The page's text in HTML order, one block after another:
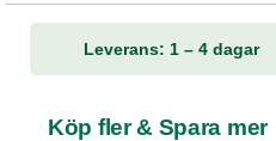
Leverans: 1 – 4 dagar
Köp fler & Spara mer